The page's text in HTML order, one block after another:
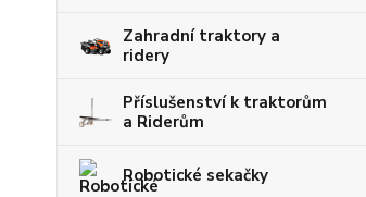
Zahradní traktory a
ridery
Příslušenství k traktorům
a Riderům
Robotické sekačky